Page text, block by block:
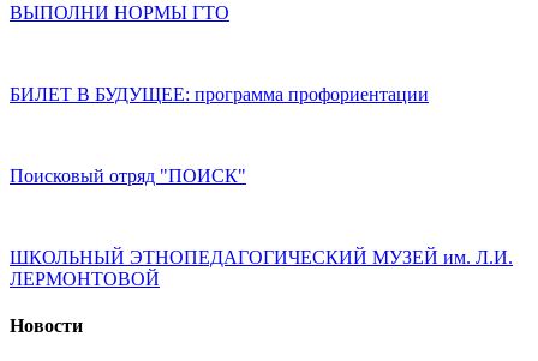
ВЫПОЛНИ НОРМЫ ГТО
БИЛЕТ В БУДУЩЕЕ: программа профориентации
Поисковый отряд "ПОИСК"
ШКОЛЬНЫЙ ЭТНОПЕДАГОГИЧЕСКИЙ МУЗЕЙ им. Л.И.
ЛЕРМОНТОВОЙ
Новости